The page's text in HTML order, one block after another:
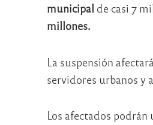
municipal de casi 7
millones.
La suspensión
servidores urbanos y
Los afectados podrán